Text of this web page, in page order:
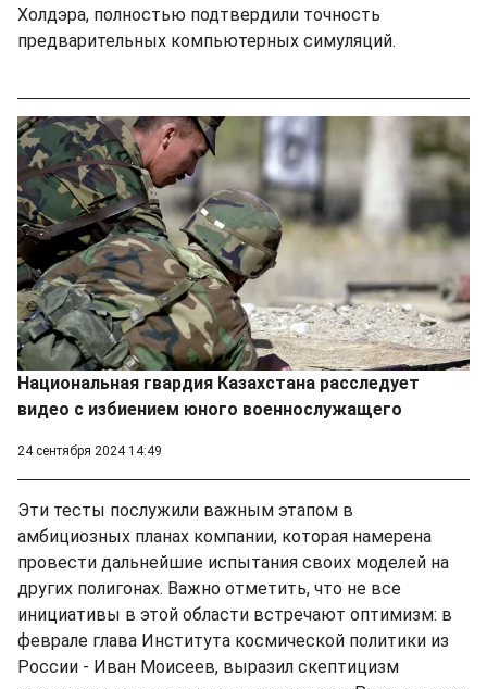
Холдэра, полностью подтвердили точность
предварительных компьютерных симуляций.
Национальная гвардия Казахстана расследует
видео с избиением юного военнослужащего
24 сентября 2024 14:49
Эти тесты послужили важным этапом в
амбициозных планах компании, которая намерена
провести дальнейшие испытания своих моделей на
других полигонах. Важно отметить, что не все
инициативы в этой области встречают оптимизм: в
феврале глава Института космической политики из
России - Иван Моисеев, выразил скептицизм